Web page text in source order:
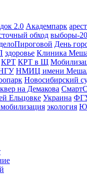
2.0 Академпарк
обход выборы-
делоПироговой День
здоровье Клиника
КРТ КРТ в Щ
НМИЦ имени
Новосибирский
на Демакова
Ельцовке Украина
экология